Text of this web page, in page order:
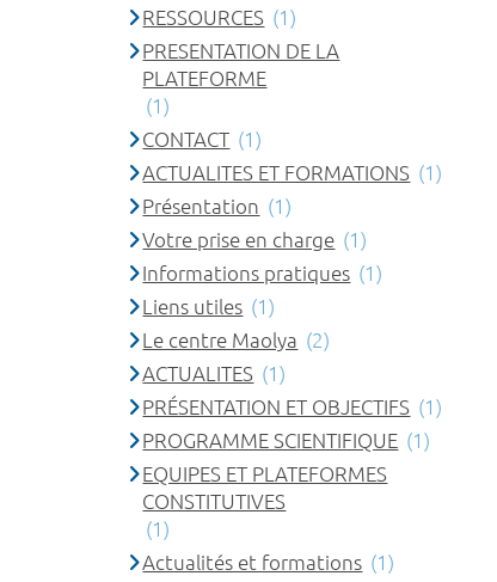
RESSOURCES (1)
PRESENTATION DE LA
PLATEFORME
(1)
CONTACT (1)
ACTUALITES ET FORMATIONS (1)
Présentation (1)
Votre prise en charge (1)
Informations pratiques (1)
Liens utiles (1)
Le centre Maolya (2)
ACTUALITES (1)
PRÉSENTATION ET OBJECTIFS (1)
PROGRAMME SCIENTIFIQUE (1)
EQUIPES ET PLATEFORMES
CONSTITUTIVES
(1)
Actualités et formations (1)